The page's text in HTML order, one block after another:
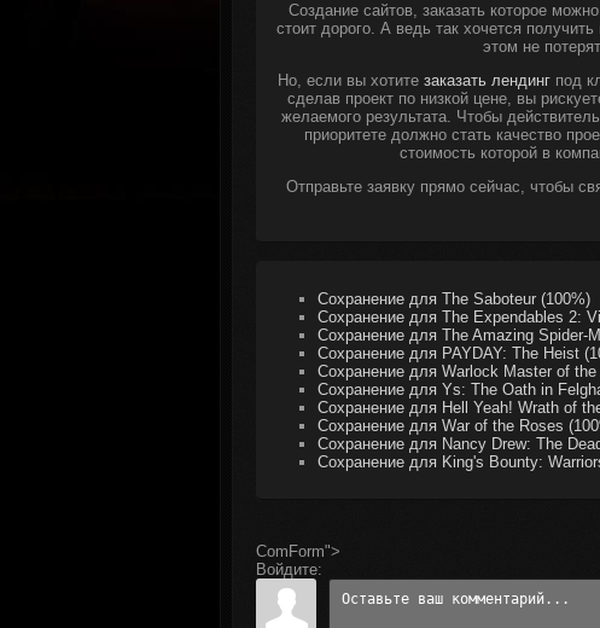
Создание сайтов, заказать которое
стоит дорого. А ведь так хочется
этом не
Но, если вы хотите заказать лендингпод
сделав проект по низкой цене, вы
желаемого результата. Чтобы
приоритете должно стать качество
стоимость которой в
Отправьте заявку прямо сейчас, чтобы
Сохранение для The Saboteur (100%)
Сохранение для The Expendables 2:
Сохранение для The Amazing Spider-
Сохранение для PAYDAY: The Heist
Сохранение для Warlock Master of the
Сохранение для Ys: The Oath in
Сохранение для Hell Yeah! Wrath of
Сохранение для War of the Roses
Сохранение для Nancy Drew: The
Сохранение для King's Bounty:
ComForm">
Войдите: